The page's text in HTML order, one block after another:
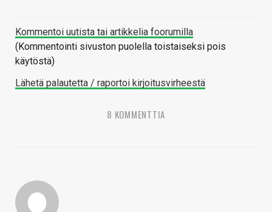
Kommentoi uutista tai artikkelia foorumilla
(Kommentointi sivuston puolella toistaiseksi pois
käytöstä)
Lähetä palautetta / raportoi kirjoitusvirheestä
8 KOMMENTTIA